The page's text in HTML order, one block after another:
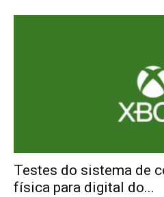
Testes do sistema de
física para digital do...